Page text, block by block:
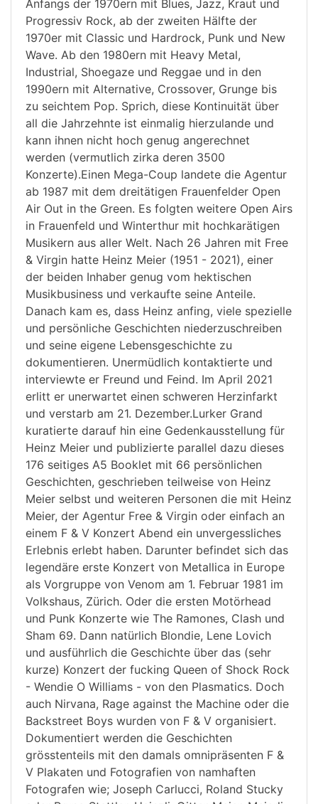
Anfangs der 1970ern mit Blues, Jazz, Kraut und
Progressiv Rock, ab der zweiten Hälfte der
1970er mit Classic und Hardrock, Punk und New
Wave. Ab den 1980ern mit Heavy Metal,
Industrial, Shoegaze und Reggae und in den
1990ern mit Alternative, Crossover, Grunge bis
zu seichtem Pop. Sprich, diese Kontinuität über
all die Jahrzehnte ist einmalig hierzulande und
kann ihnen nicht hoch genug angerechnet
werden (vermutlich zirka deren 3500
Konzerte).Einen Mega-Coup landete die Agentur
ab 1987 mit dem dreitätigen Frauenfelder Open
Air Out in the Green. Es folgten weitere Open Airs
in Frauenfeld und Winterthur mit hochkarätigen
Musikern aus aller Welt. Nach 26 Jahren mit Free
& Virgin hatte Heinz Meier (1951 - 2021), einer
der beiden Inhaber genug vom hektischen
Musikbusiness und verkaufte seine Anteile.
Danach kam es, dass Heinz anfing, viele spezielle
und persönliche Geschichten niederzuschreiben
und seine eigene Lebensgeschichte zu
dokumentieren. Unermüdlich kontaktierte und
interviewte er Freund und Feind. Im April 2021
erlitt er unerwartet einen schweren Herzinfarkt
und verstarb am 21. Dezember.Lurker Grand
kuratierte darauf hin eine Gedenkausstellung für
Heinz Meier und publizierte parallel dazu dieses
176 seitiges A5 Booklet mit 66 persönlichen
Geschichten, geschrieben teilweise von Heinz
Meier selbst und weiteren Personen die mit Heinz
Meier, der Agentur Free & Virgin oder einfach an
einem F & V Konzert Abend ein unvergessliches
Erlebnis erlebt haben. Darunter befindet sich das
legendäre erste Konzert von Metallica in Europe
als Vorgruppe von Venom am 1. Februar 1981 im
Volkshaus, Zürich. Oder die ersten Motörhead
und Punk Konzerte wie The Ramones, Clash und
Sham 69. Dann natürlich Blondie, Lene Lovich
und ausführlich die Geschichte über das (sehr
kurze) Konzert der fucking Queen of Shock Rock
- Wendie O Williams - von den Plasmatics. Doch
auch Nirvana, Rage against the Machine oder die
Backstreet Boys wurden von F & V organisiert.
Dokumentiert werden die Geschichten
grösstenteils mit den damals omnipräsenten F &
V Plakaten und Fotografien von namhaften
Fotografen wie; Joseph Carlucci, Roland Stucky